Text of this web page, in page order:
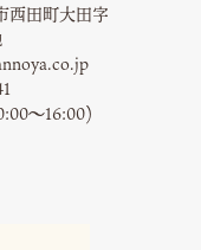
西田町大田字
〜16:00)